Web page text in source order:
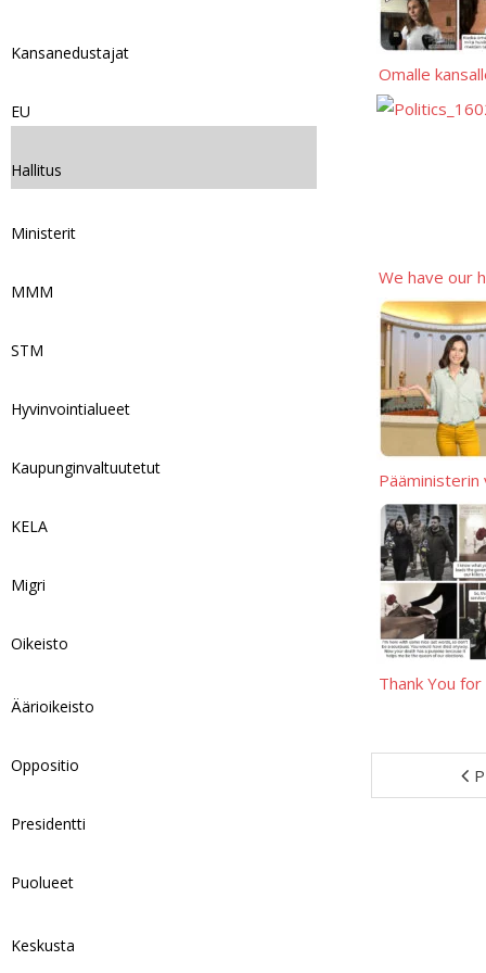
Omalle
We have our
Pääministerin
Thank You
Kansanedustajat
EU
Hallitus
Ministerit
MMM
STM
Hyvinvointialueet
Kaupunginvaltuutetut
KELA
Migri
Oikeisto
Äärioikeisto
Oppositio
Presidentti
Puolueet
Keskusta